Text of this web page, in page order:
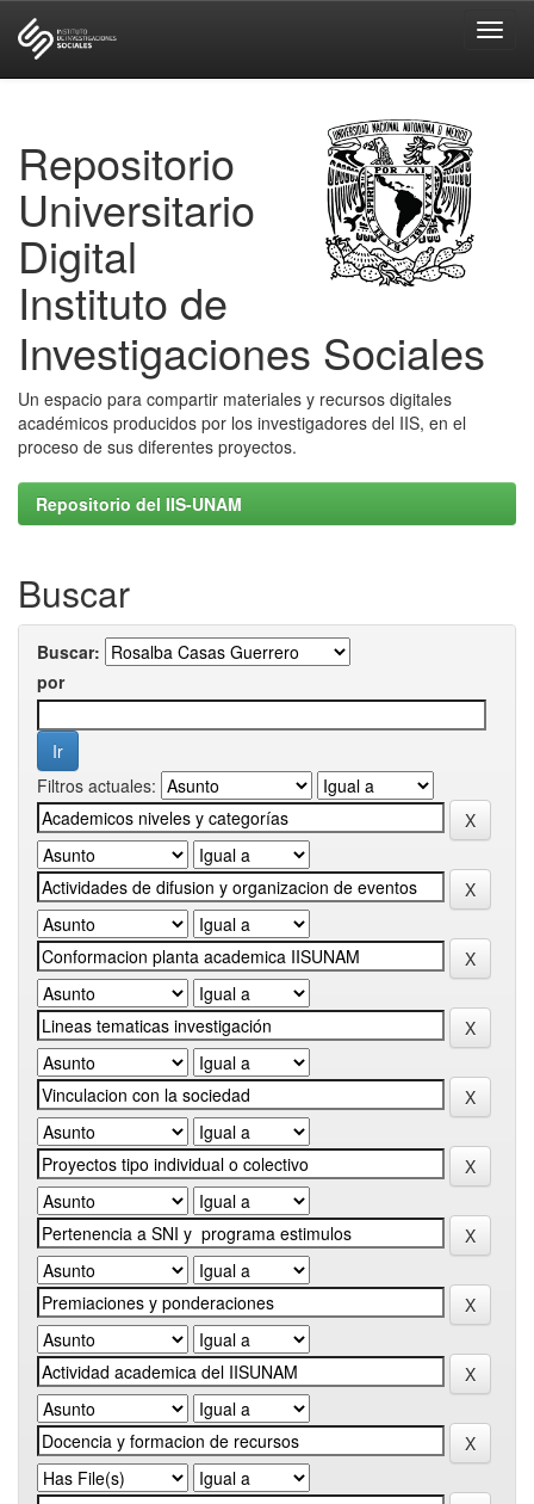
Repositorio
Universitario
Digital
Instituto de
Investigaciones Sociales
Un espacio para compartir materiales y recursos digitales
académicos producidos por los investigadores del IIS, en el
proceso de sus diferentes proyectos.
Repositorio del IIS-UNAM
Buscar
Buscar:
por
Filtros actuales: